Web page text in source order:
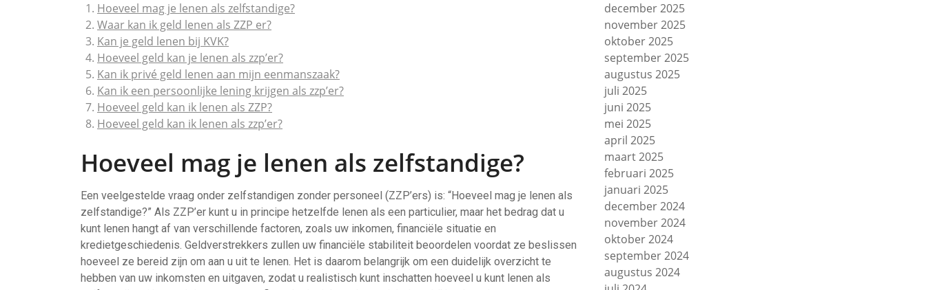
Hoeveel mag je lenen als zelfstandige?
Waar kan ik geld lenen als ZZP er?
Kan je geld lenen bij KVK?
Hoeveel geld kan je lenen als zzp’er?
Kan ik privé geld lenen aan mijn eenmanszaak?
Kan ik een persoonlijke lening krijgen als zzp’er?
Hoeveel geld kan ik lenen als ZZP?
Hoeveel geld kan ik lenen als zzp’er?
Hoeveel mag je lenen als zelfstandige?
Een veelgestelde vraag onder zelfstandigen zonder personeel (ZZP’ers) is: “Hoeveel mag je lenen als
zelfstandige?” Als ZZP’er kunt u in principe hetzelfde lenen als een particulier, maar het bedrag dat u
kunt lenen hangt af van verschillende factoren, zoals uw inkomen, financiële situatie en
kredietgeschiedenis. Geldverstrekkers zullen uw financiële stabiliteit beoordelen voordat ze beslissen
hoeveel ze bereid zijn om aan u uit te lenen. Het is daarom belangrijk om een duidelijk overzicht te
hebben van uw inkomsten en uitgaven, zodat u realistisch kunt inschatten hoeveel u kunt lenen als
december 2025
november 2025
oktober 2025
september 2025
augustus 2025
juli 2025
juni 2025
mei 2025
april 2025
maart 2025
februari 2025
januari 2025
december 2024
november 2024
oktober 2024
september 2024
augustus 2024